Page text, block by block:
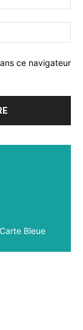
:*
:
ce navigateur
Bleue